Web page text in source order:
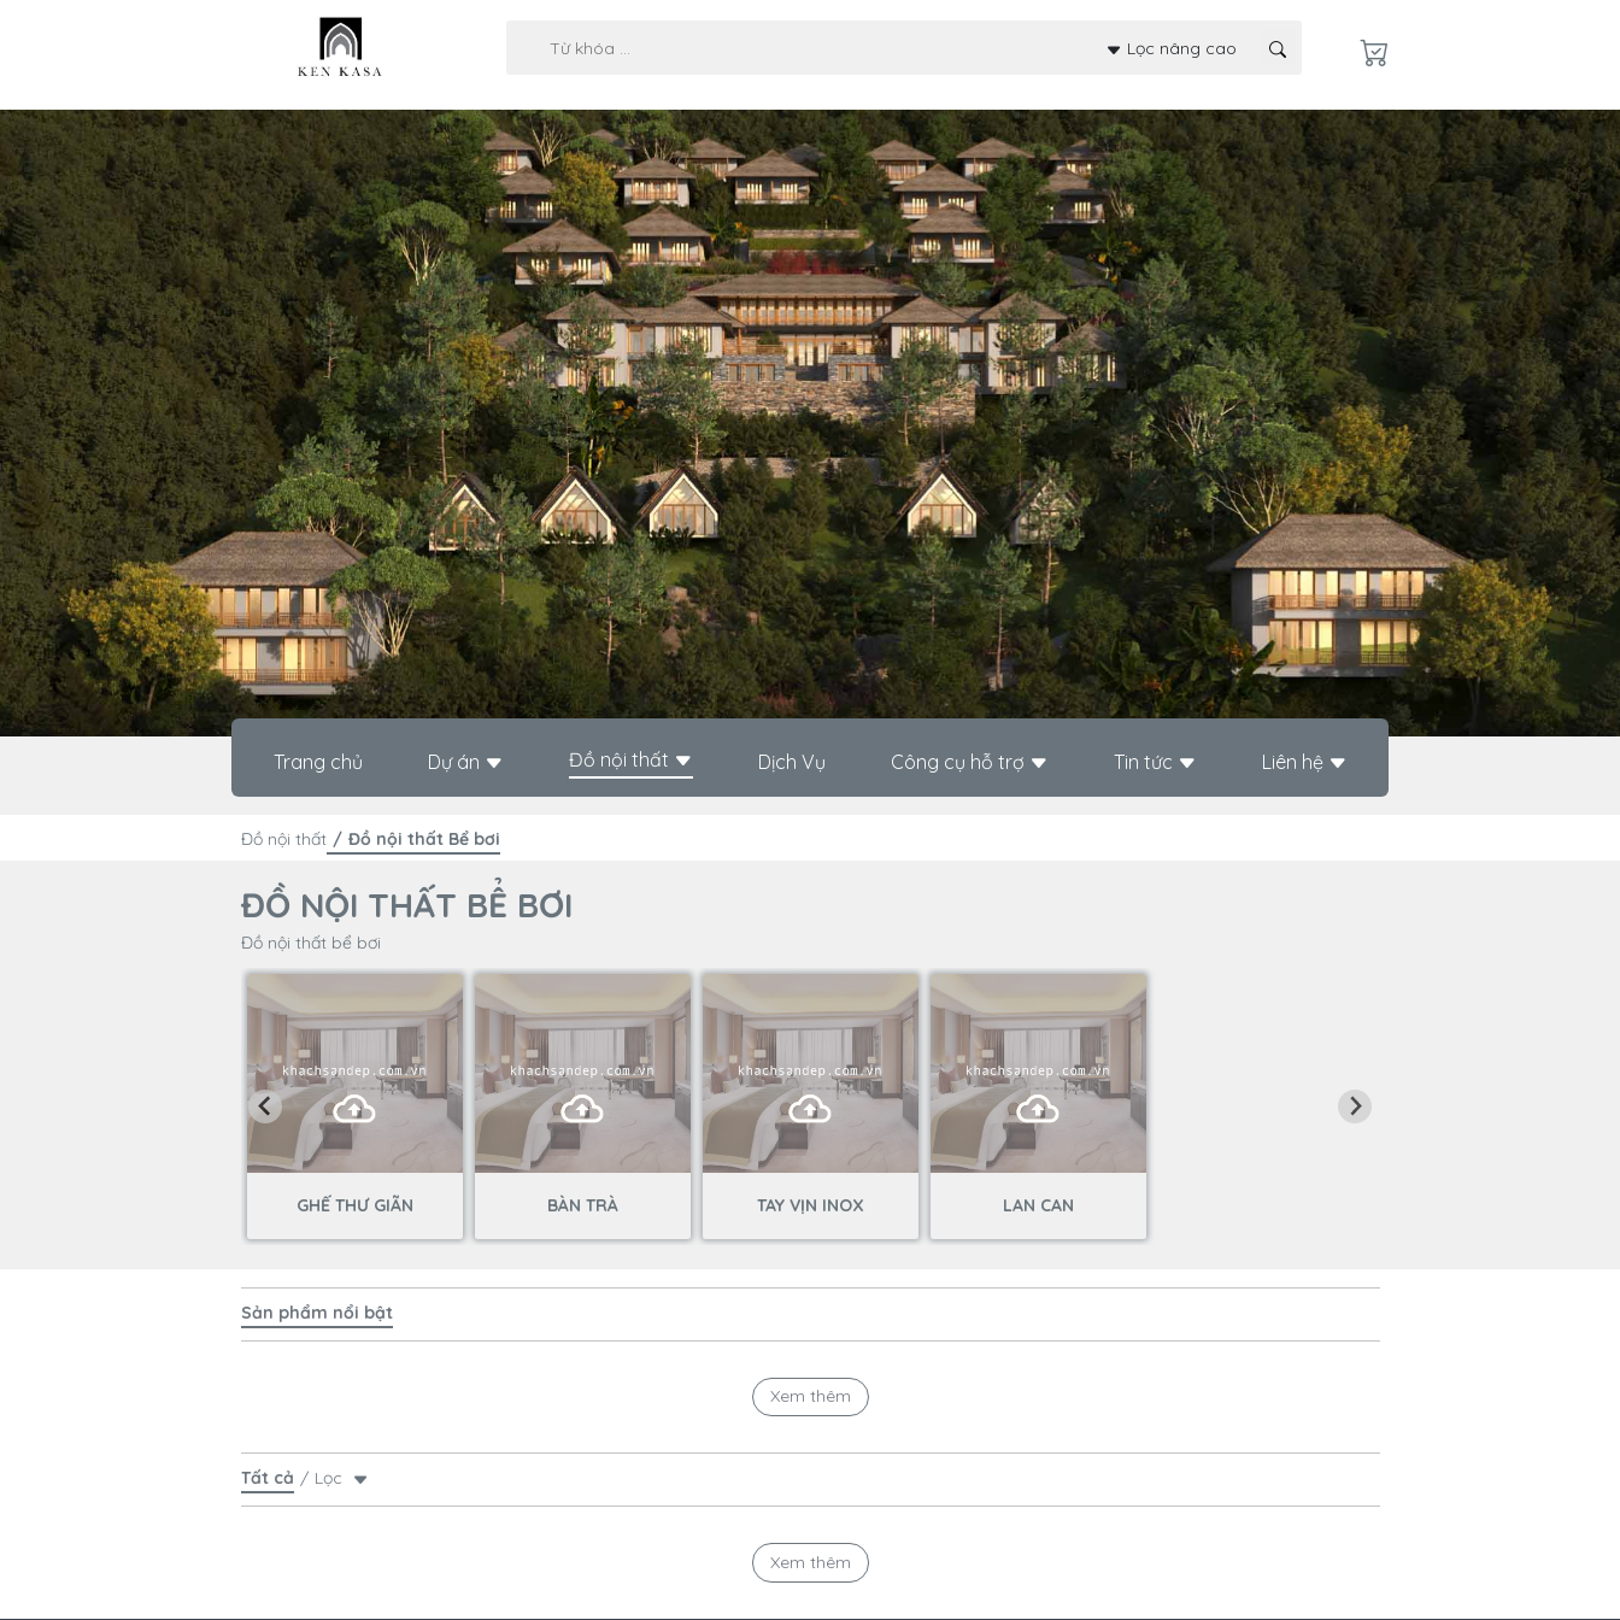
Lọc nâng cao
Trang chủ Dự án Đồ nội thất Dịch Vụ Công cụ hỗ trợ Tin tức Liên hệ
Đồ nội thất Đồ nội thất Bể bơi
ĐỒ NỘI THẤT BỂ BƠI
Đồ nội thất bể bơi
GHẾ THƯ GIÃN BÀN TRÀ TAY VỊN INOX LAN CAN
Sản phẩm nổi bật
Xem thêm
Tất cả Lọc
Xem thêm